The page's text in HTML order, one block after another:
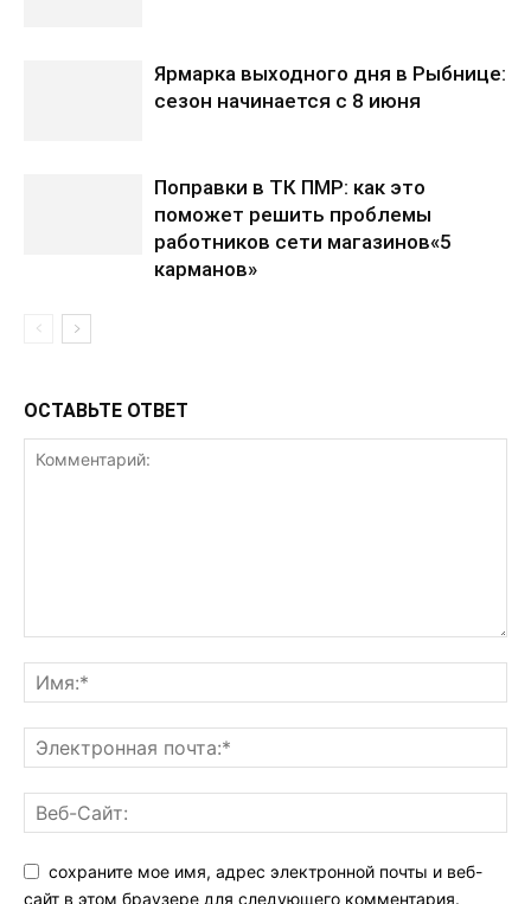
Ярмарка выходного дня в Рыбнице:
сезон начинается с 8 июня
Поправки в ТК ПМР: как это
поможет решить проблемы
работников сети магазинов«5
карманов»
ОСТАВЬТЕ ОТВЕТ
сохраните мое имя, адрес электронной почты и веб-
сайт в этом браузере для следующего комментария.